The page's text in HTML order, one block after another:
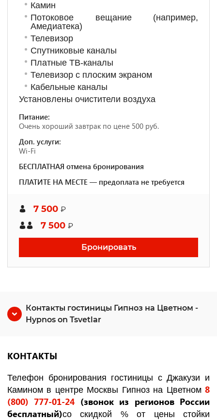
Камин
Потоковое вещание (например,
Амедиатека)
Телевизор
Спутниковые каналы
Платные ТВ-каналы
Телевизор с плоским экраном
Кабельные каналы
Установлены очистители воздуха
Питание:
Очень хороший завтрак по цене 500 руб.
Доп. услуги:
Wi-Fi
БЕСПЛАТНАЯ отмена бронирования
ПЛАТИТЕ НА МЕСТЕ — предоплата не требуется
7 500 ₽
7 500 ₽
Бронировать
Контакты гостиницы Гипноз на Цветном -
Hypnos on Tsvetlar
КОНТАКТЫ
Телефон бронирования гостиницы с Джакузи и
Камином в центре Москвы Гипноз на Цветном 8
(800) 777-01-24 (звонок из регионов России
бесплатный)со скидкой % от цены стойки